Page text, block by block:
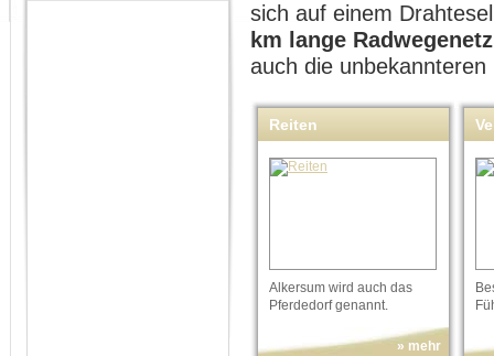
sich auf einem
km lange
auch die
Reiten
Alkersum wird auch das
Pferdedorf genannt.
» mehr